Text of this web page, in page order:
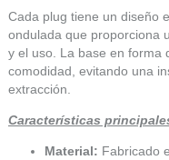
Cada plug tiene un diseño
ondulada que proporciona
y el uso. La base en forma
comodidad, evitando una
extracción.
Características
Material: Fabricado